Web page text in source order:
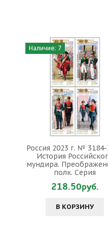
Наличие: 7
Россия 2023 г. № 3184-
История
мундира.
полк. Серия
218.50руб.
В КОРЗИНУ